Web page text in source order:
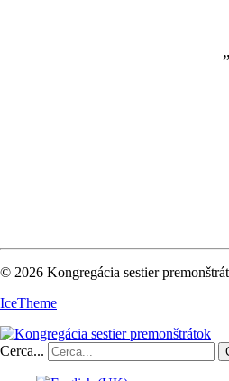
© 2026 Kongregácia sestier
IceTheme
Cerca...